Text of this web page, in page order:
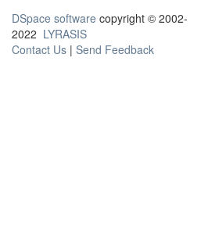
DSpace software copyright © 2002-
2022 LYRASIS
Contact Us | Send Feedback